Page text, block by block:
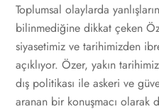
Toplumsal olaylarda
bilinmediğine dikkat çeken
siyasetimiz ve tarihimizden
açıklıyor. Özer, yakın
dış politikası ile askeri ve
aranan bir konuşmacı olarak